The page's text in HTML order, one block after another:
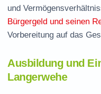
und
Bürgergeld und seinen
Vorbereitung auf das
Ausbildung und
Langerwehe